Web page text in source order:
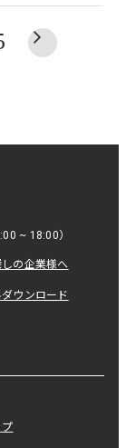
~ 18:00）
の企業様へ
ウンロード